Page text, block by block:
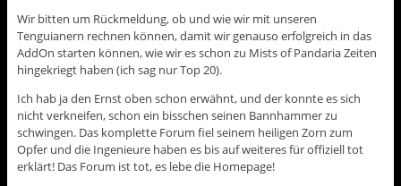
Wir bitten um Rückmeldung, ob und wie wir mit unseren
Tenguianern rechnen können, damit wir genauso erfolgreich in das
AddOn starten können, wie wir es schon zu Mists of Pandaria Zeiten
hingekriegt haben (ich sag nur Top 20).
Ich hab ja den Ernst oben schon erwähnt, und der konnte es sich
nicht verkneifen, schon ein bisschen seinen Bannhammer zu
schwingen. Das komplette Forum fiel seinem heiligen Zorn zum
Opfer und die Ingenieure haben es bis auf weiteres für offiziell tot
erklärt! Das Forum ist tot, es lebe die Homepage!